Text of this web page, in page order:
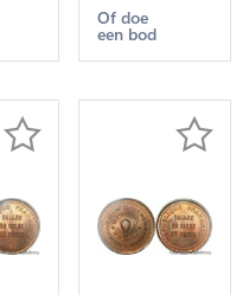
Paris Flor-
860 1870
GEM
Of doe
een bod